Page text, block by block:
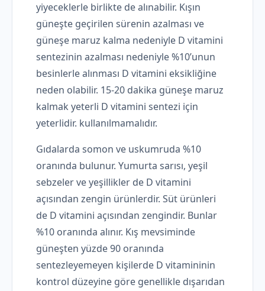
yiyeceklerle birlikte de alınabilir. Kışın
güneşte geçirilen sürenin azalması ve
güneşe maruz kalma nedeniyle D vitamini
sentezinin azalması nedeniyle %10’unun
besinlerle alınması D vitamini eksikliğine
neden olabilir. 15-20 dakika güneşe maruz
kalmak yeterli D vitamini sentezi için
yeterlidir. kullanılmamalıdır.
Gıdalarda somon ve uskumruda %10
oranında bulunur. Yumurta sarısı, yeşil
sebzeler ve yeşillikler de D vitamini
açısından zengin ürünlerdir. Süt ürünleri
de D vitamini açısından zengindir. Bunlar
%10 oranında alınır. Kış mevsiminde
güneşten yüzde 90 oranında
sentezleyemeyen kişilerde D vitamininin
kontrol düzeyine göre genellikle dışarıdan